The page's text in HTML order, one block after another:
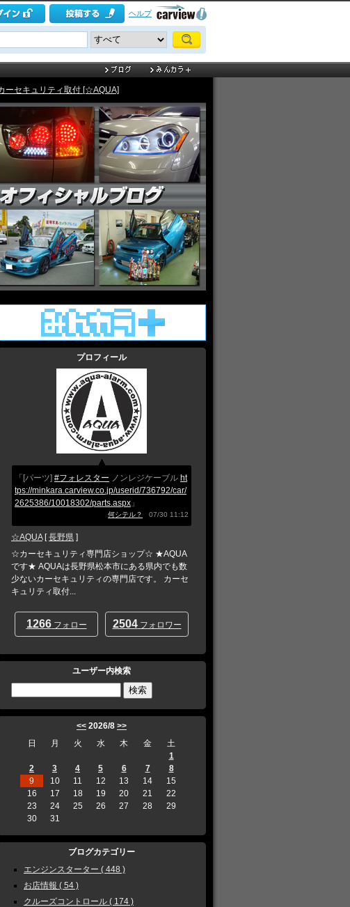
ヘルプ
ーセキュリティ取付 [☆AQUA]
プロフィール
「[パーツ] #フォレスター ノンレジケーブル ht
tps://minkara.carview.co.jp/userid/736792/car/
2625386/10018302/parts.aspx 」
何シテル？ 07/30 11:12
☆AQUA[長野県 ]
☆カーセキュリティ専門店ショップ☆ ★AQUA
です★ AQUAは長野県松本市にある県内でも数
少ないカーセキュリティの専門店です。 カーセ
キュリティ取付...
1266フォロー 2504フォロワー
ユーザー内検索
<< 2026/8 >>
日
月 火 水 木 金
土
1
2
3 4 5 6 7
8
9
10 11 12 13 14
15
16
17 18 19 20 21
22
23
24 25 26 27 28
29
30
31
ブログカテゴリー
エンジンスターター ( 448 )
お店情報 ( 54 )
クルーズコントロール ( 174 )